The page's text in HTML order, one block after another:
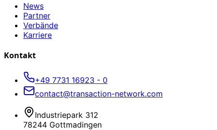
News
Partner
Verbände
Karriere
Kontakt
+49 7731 16923 - 0
contact@transaction-network.com
Industriepark 312
78244 Gottmadingen